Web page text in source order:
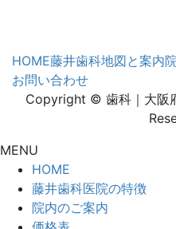
HOME藤井歯科地図と案内
お問い合わせ
Copyright © 歯科｜大阪
MENU
HOME
藤井歯科医院の特徴
院内のご案内